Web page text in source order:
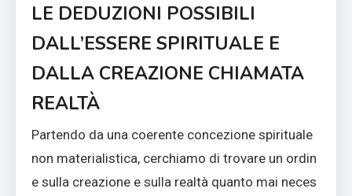
LE DEDUZIONI POSSIBILI
DALL’ESSERE SPIRITUALE E
DALLA CREAZIONE CHIAMATA
REALTÀ
Partendo da una coerente concezione spirituale
non materialistica, cerchiamo di trovare un ordin
e sulla creazione e sulla realtà quanto mai neces